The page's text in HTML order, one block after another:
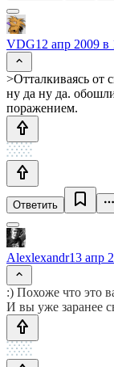
VDG12 апр 2009 в
>Отталкиваясь от
ну да ну да.
поражением.
Ответить
Alexlexandr13 апр
:) Похоже что это
И вы уже заранее